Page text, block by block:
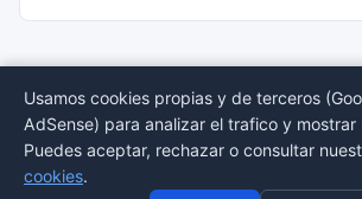
© 2026 BORMEDirectorio — Datos publicos
Provincias
Usamos cookies propias y de terceros
AdSense) para analizar el trafico y
Puedes aceptar, rechazar o consultar
cookies.